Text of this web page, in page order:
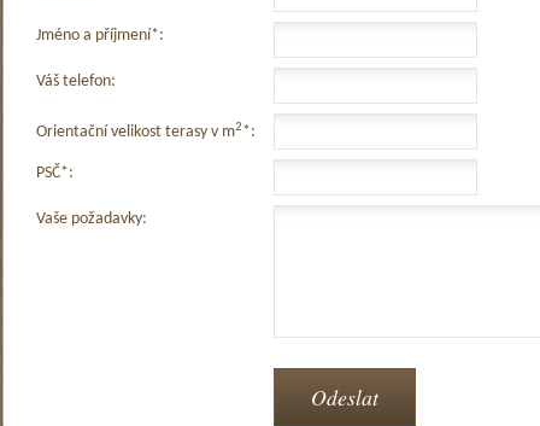
Jméno a příjmení*:
Váš telefon:
Orientační velikost terasy v m2*:
PSČ*:
Vaše požadavky: